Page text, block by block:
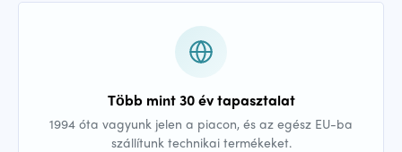
Több mint 30 év tapasztalat
1994 óta vagyunk jelen a piacon, és az egész EU-ba
szállítunk technikai termékeket.